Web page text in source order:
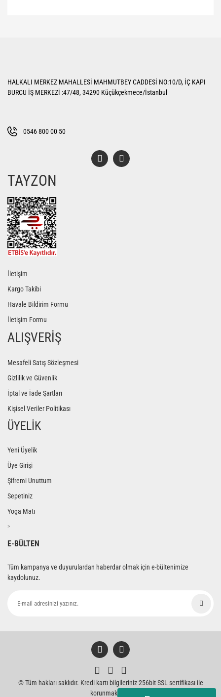
Ürün açıklamasında eksik bilgiler bulunuyor.
Bu ürüne benzer farklı alternatifler olmalı.
HALKALI MERKEZ MAHALLESİ MAHMUTBEY CADDESİ NO:10/D, İÇ KAPI
BURCU İŞ MERKEZİ :47/48, 34290 Küçükçekmece/İstanbul
0546 800 00 50
TAYZON
İletişim
Kargo Takibi
Havale Bildirim Formu
İletişim Formu
ALIŞVERİŞ
Mesafeli Satış Sözleşmesi
Gizlilik ve Güvenlik
İptal ve İade Şartları
Kişisel Veriler Politikası
ÜYELİK
Yeni Üyelik
Üye Girişi
Şifremi Unuttum
Sepetiniz
Yoga Matı
>
E-BÜLTEN
Tüm kampanya ve duyurulardan haberdar olmak için e-bültenimize
kaydolunuz.
© Tüm hakları saklıdır. Kredi kartı bilgileriniz 256bit SSL sertifikası ile
korunmaktadır.